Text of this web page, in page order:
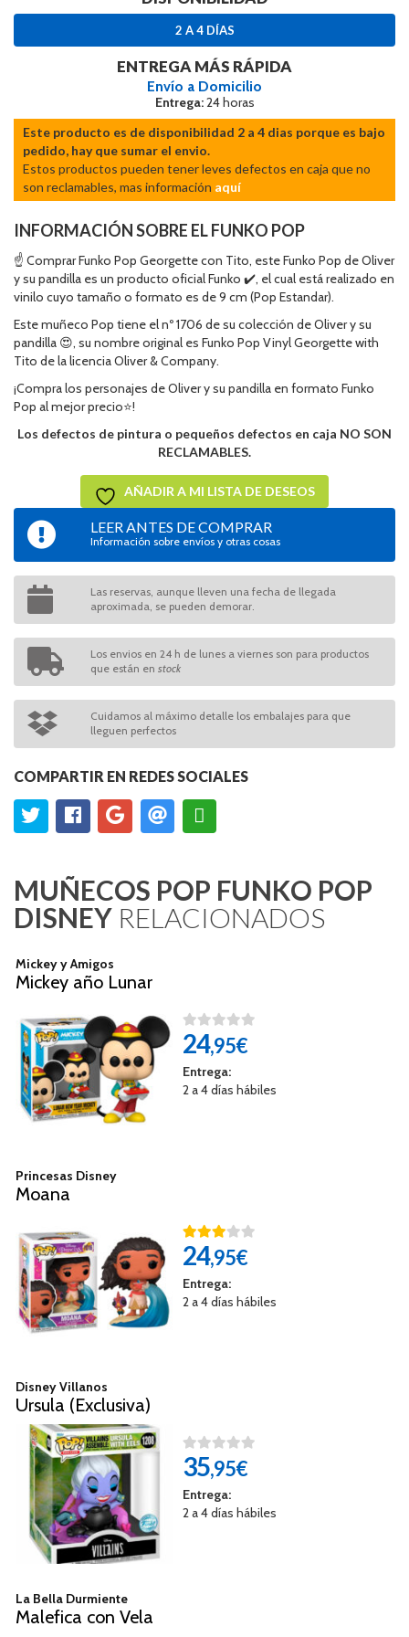
2 A 4 DÍAS
ENTREGA MÁS RÁPIDA
Envío a Domicilio
Entrega:24 horas
Este producto es de disponibilidad 2 a 4 dias porque es bajo
pedido, hay que sumar el envio.
Estos productos pueden tener leves defectos en caja que no
son reclamables, mas información aquí
INFORMACIÓN SOBRE EL FUNKO POP
☝ Comprar Funko Pop Georgette con Tito, este Funko Pop de Oliver
y su pandilla es un producto oficial Funko ✔️, el cual está realizado en
vinilo cuyo tamaño o formato es de 9 cm (Pop Estandar).
Este muñeco Pop tiene el nº 1706 de su colección de Oliver y su
pandilla 😍, su nombre original es Funko Pop Vinyl Georgette with
Tito de la licencia Oliver & Company.
¡Compra los personajes de Oliver y su pandilla en formato Funko
Pop al mejor precio⭐!
Los defectos de pintura o pequeños defectos en caja NO SON
RECLAMABLES.
AÑADIR A MI LISTA DE DESEOS
LEER ANTES DE COMPRAR
Información sobre envíos y otras cosas
Las reservas, aunque lleven una fecha de llegada
aproximada, se pueden demorar.
Los envios en 24 h de lunes a viernes son para productos
que están en stock
Cuidamos al máximo detalle los embalajes para que
lleguen perfectos
COMPARTIR EN REDES SOCIALES
MUÑECOS POP FUNKO POP
DISNEY RELACIONADOS
Mickey y Amigos
Mickey año Lunar
24,95€
Entrega:
2 a 4 días hábiles
Princesas Disney
Moana
24,95€
Entrega:
2 a 4 días hábiles
Disney Villanos
Ursula (Exclusiva)
35,95€
Entrega:
2 a 4 días hábiles
La Bella Durmiente
Malefica con Vela